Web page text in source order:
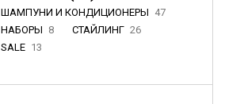
ШАМПУНИ И КОНДИЦИОНЕРЫ 47
НАБОРЫ 8 СТАЙЛИНГ 26
SALE 13